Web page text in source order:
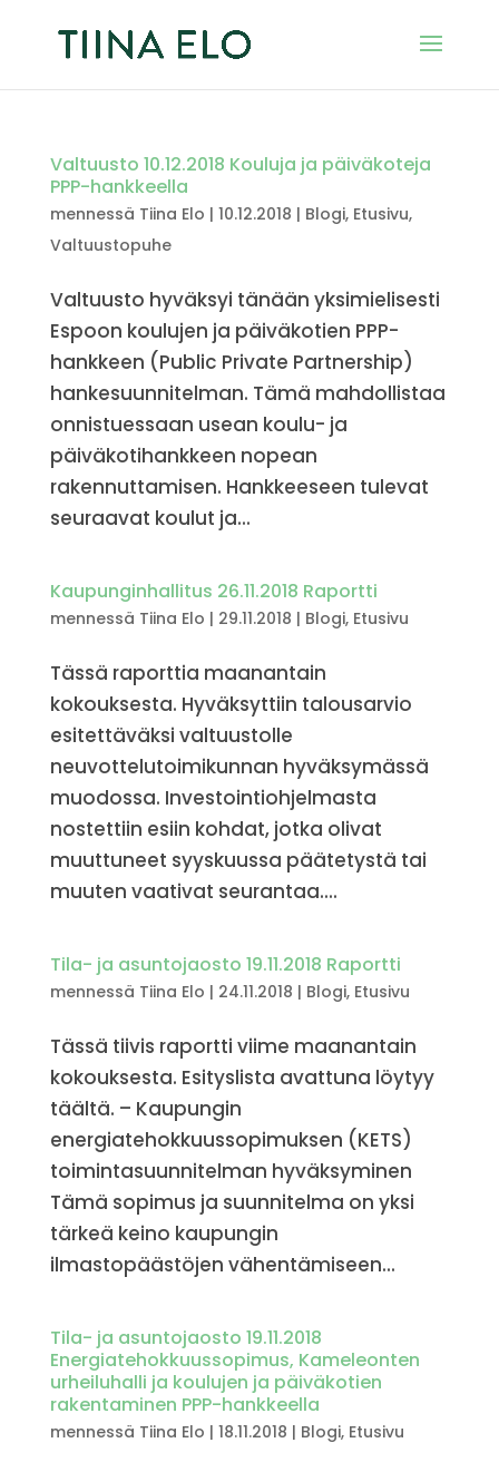
Valtuusto 10.12.2018 Kouluja ja päiväkoteja
PPP-hankkeella
mennessä Tiina Elo | 10.12.2018 | Blogi, Etusivu,
Valtuustopuhe
Valtuusto hyväksyi tänään yksimielisesti
Espoon koulujen ja päiväkotien PPP-
hankkeen (Public Private Partnership)
hankesuunnitelman. Tämä mahdollistaa
onnistuessaan usean koulu- ja
päiväkotihankkeen nopean
rakennuttamisen. Hankkeeseen tulevat
seuraavat koulut ja...
Kaupunginhallitus 26.11.2018 Raportti
mennessä Tiina Elo | 29.11.2018 | Blogi, Etusivu
Tässä raporttia maanantain
kokouksesta. Hyväksyttiin talousarvio
esitettäväksi valtuustolle
neuvottelutoimikunnan hyväksymässä
muodossa. Investointiohjelmasta
nostettiin esiin kohdat, jotka olivat
muuttuneet syyskuussa päätetystä tai
muuten vaativat seurantaa....
Tila- ja asuntojaosto 19.11.2018 Raportti
mennessä Tiina Elo | 24.11.2018 | Blogi, Etusivu
Tässä tiivis raportti viime maanantain
kokouksesta. Esityslista avattuna löytyy
täältä. – Kaupungin
energiatehokkuussopimuksen (KETS)
toimintasuunnitelman hyväksyminen
Tämä sopimus ja suunnitelma on yksi
tärkeä keino kaupungin
ilmastopäästöjen vähentämiseen...
Tila- ja asuntojaosto 19.11.2018
Energiatehokkuussopimus, Kameleonten
urheiluhalli ja koulujen ja päiväkotien
rakentaminen PPP-hankkeella
mennessä Tiina Elo | 18.11.2018 | Blogi, Etusivu